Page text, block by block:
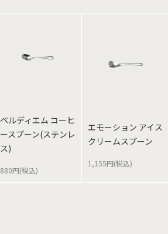
ペルディエム コーヒ
ースプーン(ステンレ
ス)
880円(税込)
エモーション アイス
クリームスプーン
1,155円(税込)